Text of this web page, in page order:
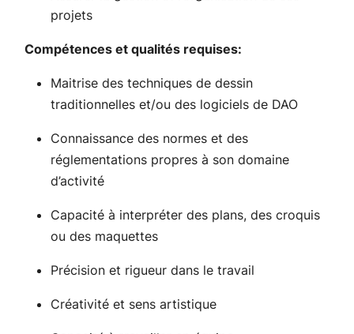
projets
Compétences et qualités requises:
Maitrise des techniques de dessin
traditionnelles et/ou des logiciels de DAO
Connaissance des normes et des
réglementations propres à son domaine
d’activité
Capacité à interpréter des plans, des croquis
ou des maquettes
Précision et rigueur dans le travail
Créativité et sens artistique